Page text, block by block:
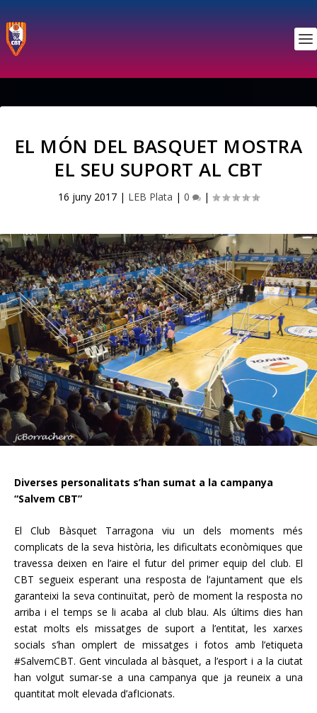
EL MÓN DEL BASQUET MOSTRA
EL SEU SUPORT AL CBT
16 juny 2017 | LEB Plata | 0 |
Diverses personalitats s’han sumat a la campanya
“Salvem CBT”
El Club Bàsquet Tarragona viu un dels moments més
complicats de la seva història, les dificultats econòmiques que
travessa deixen en l’aire el futur del primer equip del club. El
CBT segueix esperant una resposta de l’ajuntament que els
garanteixi la seva continuïtat, però de moment la resposta no
arriba i el temps se li acaba al club blau. Als últims dies han
estat molts els missatges de suport a l’entitat, les xarxes
socials s’han omplert de missatges i fotos amb l’etiqueta
#SalvemCBT. Gent vinculada al bàsquet, a l’esport i a la ciutat
han volgut sumar-se a una campanya que ja reuneix a una
quantitat molt elevada d’afIcionats.